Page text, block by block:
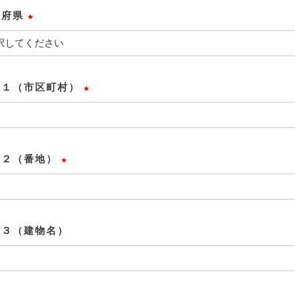
)
県
(
必
)
（市区町村）
必
（番地）
必
（建物名）